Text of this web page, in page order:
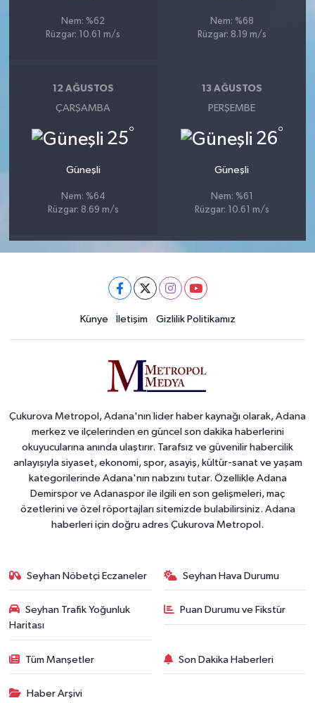
Nem: %62
Rüzgar: 10.61 m/s
Nem: %68
Rüzgar: 8.19 m/s
12 AĞUSTOS
ÇARŞAMBA
25°
Güneşli
Nem: %64
Rüzgar: 8.69 m/s
13 AĞUSTOS
PERŞEMBE
26°
Güneşli
Nem: %61
Rüzgar: 10.61 m/s
Künye İletişim Gizlilik Politikamız
Çukurova Metropol, Adana'nın lider haber kaynağı olarak, Adana
merkez ve ilçelerinden en güncel son dakika haberlerini
okuyucularına anında ulaştırır. Tarafsız ve güvenilir habercilik
anlayışıyla siyaset, ekonomi, spor, asayiş, kültür-sanat ve yaşam
kategorilerinde Adana'nın nabzını tutar. Özellikle Adana
Demirspor ve Adanaspor ile ilgili en son gelişmeleri, maç
özetlerini ve özel röportajları sitemizde bulabilirsiniz. Adana
haberleri için doğru adres Çukurova Metropol.
Seyhan Nöbetçi Eczaneler Seyhan Hava Durumu
Seyhan Trafik Yoğunluk
Haritası
Puan Durumu ve Fikstür
Tüm Manşetler Son Dakika Haberleri
Haber Arşivi